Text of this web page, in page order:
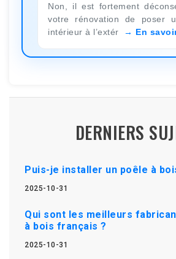
Non, il est fortement
votre rénovation de poser
intérieur à l’extér
En
DERNIERS
Puis-je installer un poêle à
2025-10-31
Qui sont les meilleurs
à bois français ?
2025-10-31